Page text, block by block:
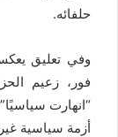
حلفائه.
وفي تعليق
فور، زعيم
“انهارت
أزمة سياسية